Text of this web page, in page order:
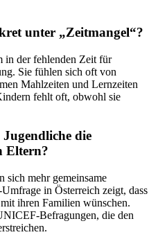
unter „Zeitmangel“?
in der fehlenden Zeit für
Sie fühlen sich oft von
Mahlzeiten und Lernzeiten
fehlt oft, obwohl sie
die
Eltern?
sich mehr gemeinsame
in Österreich zeigt, dass
ihren Familien wünschen.
Befragungen, die den